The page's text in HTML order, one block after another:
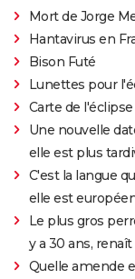
Mort de Jorge
Hantavirus en
Bison Futé
Lunettes pour
Carte de
Une nouvelle
elle est plus
C'est la langue
elle est
Le plus gros
y a 30 ans,
Quelle amende